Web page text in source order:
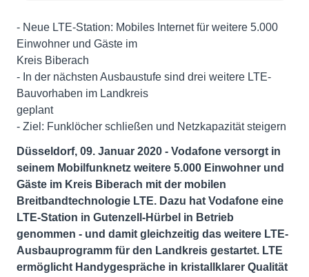
- Neue LTE-Station: Mobiles Internet für weitere 5.000
Einwohner und Gäste im
Kreis Biberach
- In der nächsten Ausbaustufe sind drei weitere LTE-
Bauvorhaben im Landkreis
geplant
- Ziel: Funklöcher schließen und Netzkapazität steigern
Düsseldorf, 09. Januar 2020 - Vodafone versorgt in
seinem Mobilfunknetz weitere 5.000 Einwohner und
Gäste im Kreis Biberach mit der mobilen
Breitbandtechnologie LTE. Dazu hat Vodafone eine
LTE-Station in Gutenzell-Hürbel in Betrieb
genommen - und damit gleichzeitig das weitere LTE-
Ausbauprogramm für den Landkreis gestartet. LTE
ermöglicht Handygespräche in kristallklarer Qualität